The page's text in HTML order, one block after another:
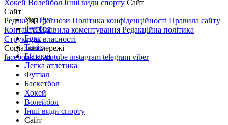
Хокей Волейбол Інші види спорту Сайт
Сайт
РедакціяПрогнози Політика конфіденційності Правила сайту
КонтактиПравила коментування Редакційна політика
Структура власності
Соціальні мережі
facebookxyoutube instagram telegram viber
УкрРус
Футбол
Бокс
Теніс
Біатлон
Легка атлетика
Футзал
Баскетбол
Хокей
Волейбол
Інші види спорту
Сайт